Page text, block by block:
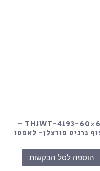
THJWT-4193-60×60 –
גרניט פורצלן- לאפטו
הוספה לסל הבקשות